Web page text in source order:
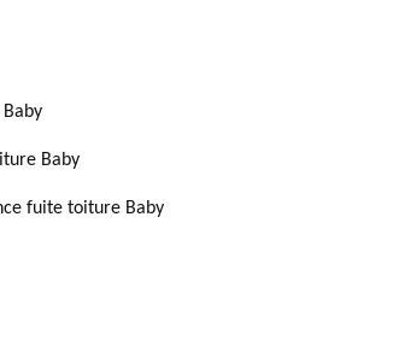
Baby
fuite toiture Baby